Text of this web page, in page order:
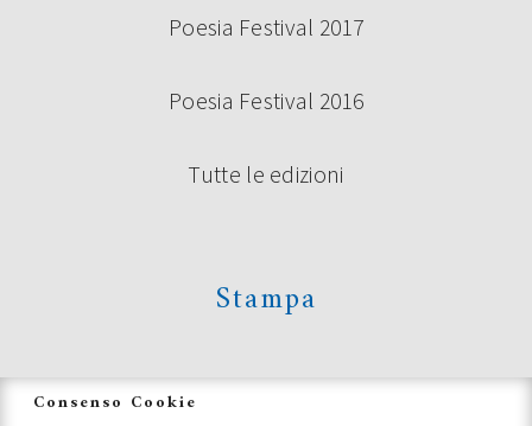
Poesia Festival 2017
Poesia Festival 2016
Tutte le edizioni
Stampa
Consenso Cookie